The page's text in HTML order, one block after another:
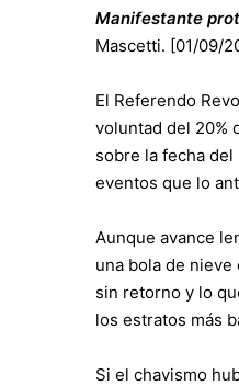
Manifestante
Mascetti. [01/09/
El Referendo
voluntad del 20%
sobre la fecha
eventos que lo
Aunque avance
una bola de
sin retorno y lo
los estratos más
Si el chavismo